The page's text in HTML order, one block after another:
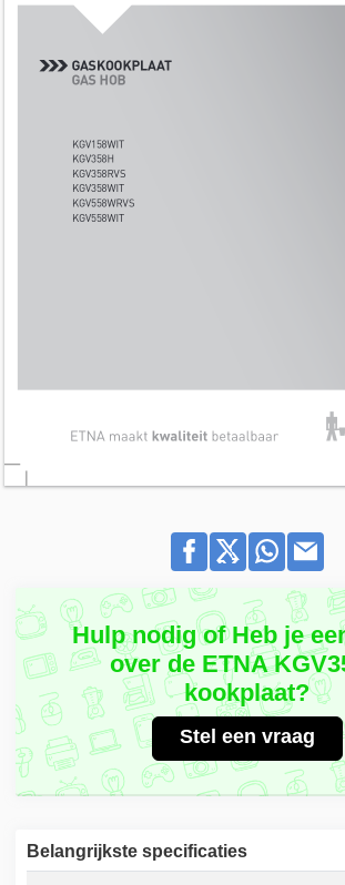
Hulp nodig of Heb je
over de ETNA
kookplaat?
Stel een vraag
Belangrijkste specificaties